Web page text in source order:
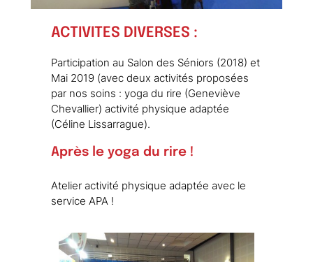
ACTIVITES DIVERSES :
Participation au Salon des Séniors (2018) et
Mai 2019 (avec deux activités proposées
par nos soins : yoga du rire (Geneviève
Chevallier) activité physique adaptée
(Céline Lissarrague).
Après le yoga du rire !
Atelier activité physique adaptée avec le
service APA !